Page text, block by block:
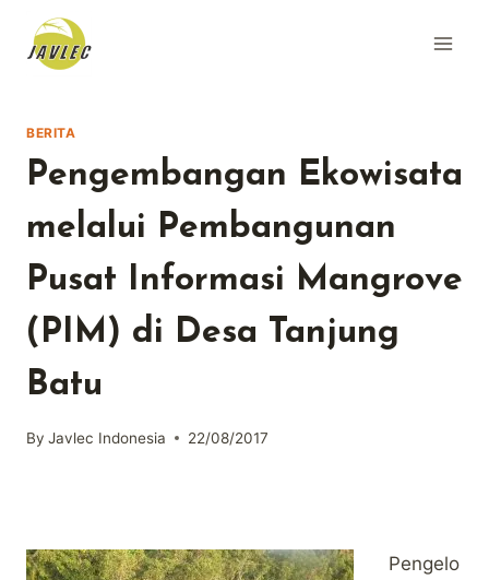
content
BERITA
Pengembangan Ekowisata
melalui Pembangunan
Pusat Informasi Mangrove
(PIM) di Desa Tanjung
Batu
By Javlec Indonesia 22/08/2017
Pengelo